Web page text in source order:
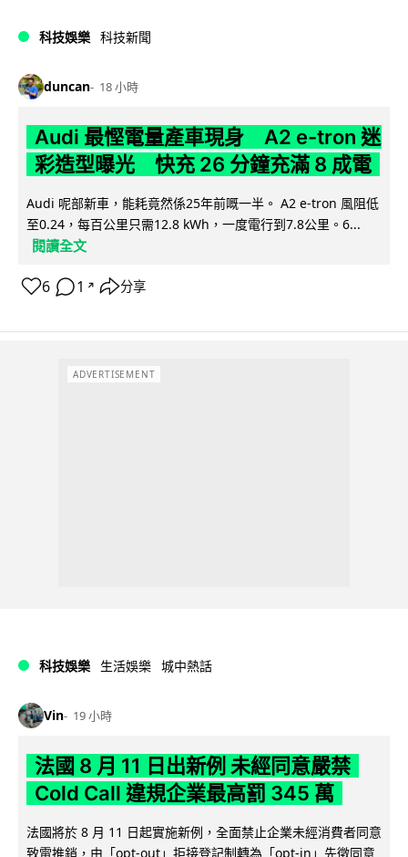
科技娛樂 科技新聞
duncan 18 小時
Audi 最慳電量產車現身 A2 e-tron 迷
彩造型曝光 快充 26 分鐘充滿 8 成電
Audi 呢部新車，能耗竟然係25年前嘅一半。 A2 e-tron 風阻低
至0.24，每百公里只需12.8 kWh，一度電行到7.8公里。6...
閱讀全文
6 1 ↗ 分享
ADVERTISEMENT
科技娛樂 生活娛樂 城中熱話
Vin 19 小時
法國 8 月 11 日出新例 未經同意嚴禁
Cold Call 違規企業最高罰 345 萬
法國將於 8 月 11 日起實施新例，全面禁止企業未經消費者同意
致電推銷，由「opt-out」拒接登記制轉為「opt-in」先徵同意